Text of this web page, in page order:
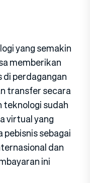
yang semakin
memberikan
di perdagangan
transfer secara
teknologi sudah
virtual yang
sebagai
dan
ini